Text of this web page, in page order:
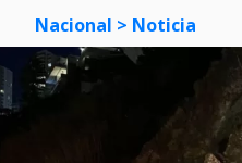
Nacional > Noticia